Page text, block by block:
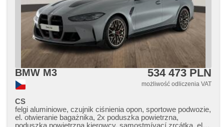
hands free, 360° monitorovací systém (AVM), parkovací
senzory přední, termometr zewnętrzny, sportowe podwozie,
końcówka tłumika, wspomaganie układu kierowniczego,
stabilizacja podwozia (ESP), przeciwpoślizgowy system kół
(ASR), EDS, nouzové brzdění (PEBS), asystent
hamulcowy, automatyczny hamulec, 7x airbag, napęd 4x4,
automat, 8 biegów, skórzana tapicerka, ABS
BMW M3 534 473 PLN
możliwość odliczenia VAT
CS
felgi aluminiowe, czujnik ciśnienia opon, sportowe podwozie,
el. otwieranie bagażnika, 2x poduszka powietrzna,
poduszka powietrzna kierowcy, samostmívací zrcátka, el.